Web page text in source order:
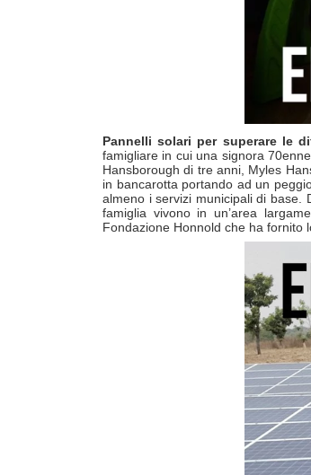
Pannelli solari per superare le
famigliare in cui una signora
Hansborough di tre anni, Myles
in bancarotta portando ad un
almeno i servizi municipali di base.
famiglia vivono in un’area
Fondazione Honnold che ha fornito